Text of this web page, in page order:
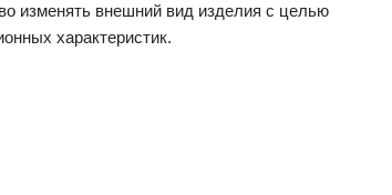
изменять внешний вид изделия с целью
характеристик.